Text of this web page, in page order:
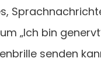
„Ich bin
senden